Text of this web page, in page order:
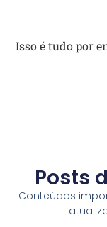
Isso é tudo por
Posts
Conteúdos